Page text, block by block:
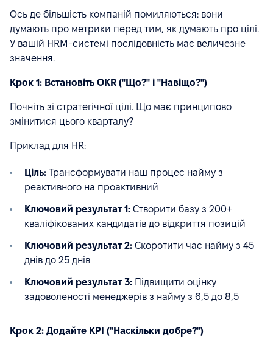
Ось де більшість компаній помиляються: вони
думають про метрики перед тим, як думають про цілі.
У вашій HRM-системі послідовність має величезне
значення.
Крок 1: Встановіть OKR ("Що?" і "Навіщо?")
Почніть зі стратегічної цілі. Що має принципово
змінитися цього кварталу?
Приклад для HR:
Ціль: Трансформувати наш процес найму з
реактивного на проактивний
Ключовий результат 1: Створити базу з 200+
кваліфікованих кандидатів до відкриття позицій
Ключовий результат 2: Скоротити час найму з 45
днів до 25 днів
Ключовий результат 3: Підвищити оцінку
задоволеності менеджерів з найму з 6,5 до 8,5
Крок 2: Додайте KPI ("Наскільки добре?")